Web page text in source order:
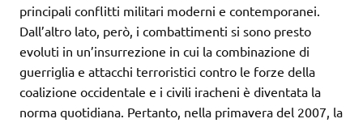
principali conflitti militari moderni e contemporanei.
Dall’altro lato, però, i combattimenti si sono presto
evoluti in un’insurrezione in cui la combinazione di
guerriglia e attacchi terroristici contro le forze della
coalizione occidentale e i civili iracheni è diventata la
norma quotidiana. Pertanto, nella primavera del 2007, la